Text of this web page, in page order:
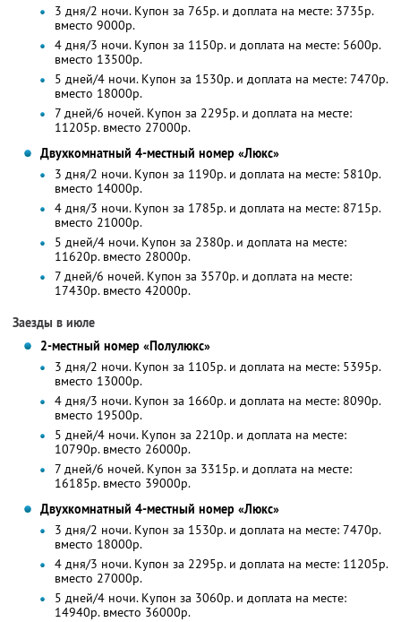
3 дня/2 ночи. Купон за 765р. и доплата на месте: 3735р.
вместо 9000р.
4 дня/3 ночи. Купон за 1150р. и доплата на месте: 5600р.
вместо 13500р.
5 дней/4 ночи. Купон за 1530р. и доплата на месте: 7470р.
вместо 18000р.
7 дней/6 ночей. Купон за 2295р. и доплата на месте:
11205р. вместо 27000р.
Двухкомнатный 4-местный номер «Люкс»
3 дня/2 ночи. Купон за 1190р. и доплата на месте: 5810р.
вместо 14000р.
4 дня/3 ночи. Купон за 1785р. и доплата на месте: 8715р.
вместо 21000р.
5 дней/4 ночи. Купон за 2380р. и доплата на месте:
11620р. вместо 28000р.
7 дней/6 ночей. Купон за 3570р. и доплата на месте:
17430р. вместо 42000р.
Заезды в июле
2-местный номер «Полулюкс»
3 дня/2 ночи. Купон за 1105р. и доплата на месте: 5395р.
вместо 13000р.
4 дня/3 ночи. Купон за 1660р. и доплата на месте: 8090р.
вместо 19500р.
5 дней/4 ночи. Купон за 2210р. и доплата на месте:
10790р. вместо 26000р.
7 дней/6 ночей. Купон за 3315р. и доплата на месте:
16185р. вместо 39000р.
Двухкомнатный 4-местный номер «Люкс»
3 дня/2 ночи. Купон за 1530р. и доплата на месте: 7470р.
вместо 18000р.
4 дня/3 ночи. Купон за 2295р. и доплата на месте: 11205р.
вместо 27000р.
5 дней/4 ночи. Купон за 3060р. и доплата на месте:
14940р. вместо 36000р.